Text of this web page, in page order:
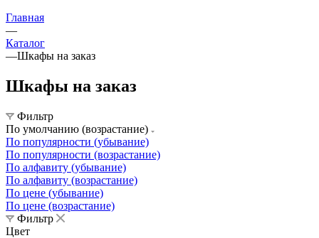
Главная
—
Каталог
—Шкафы на заказ
Шкафы на заказ
Фильтр
По умолчанию (возрастание)
По популярности (убывание)
По популярности (возрастание)
По алфавиту (убывание)
По алфавиту (возрастание)
По цене (убывание)
По цене (возрастание)
Фильтр
Цвет